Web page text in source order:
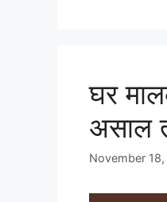
घर
असाल
November